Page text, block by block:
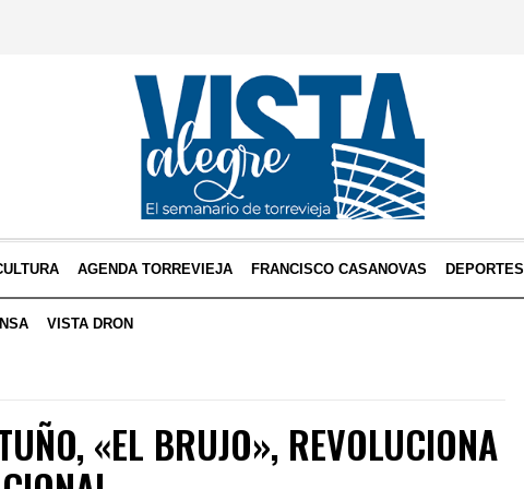
AGENDA TORREVIEJA FRANCISCO CASANOVAS DEPORTES
VISTA DRON
«EL BRUJO», REVOLUCIONA